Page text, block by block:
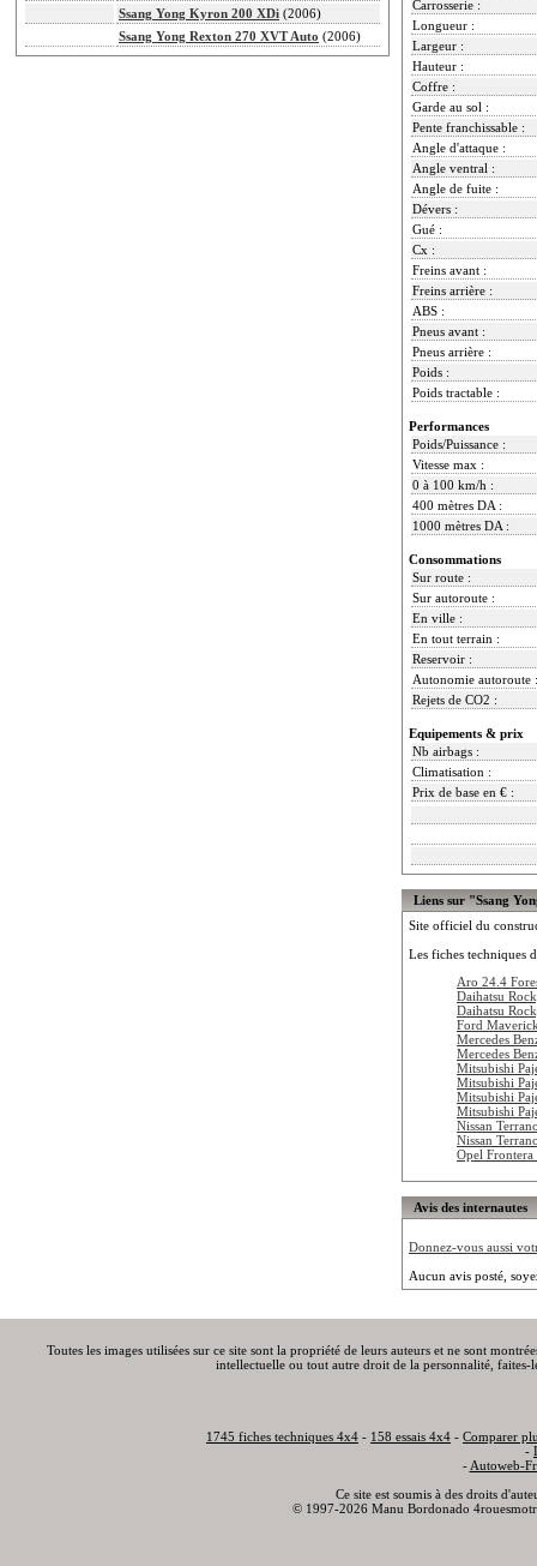
Ssang Yong Kyron 200 XDi (2006)
Ssang Yong Rexton 270 XVT Auto (2006)
Carrosserie :
Longueur :
Largeur :
Hauteur :
Coffre :
Garde au sol :
Pente franchissable :
Angle d'attaque :
Angle ventral :
Angle de fuite :
Dévers :
Gué :
Cx :
Freins avant :
Freins arrière :
ABS :
Pneus avant :
Pneus arrière :
Poids :
Poids tractable :
Performances
Poids/Puissance :
Vitesse max :
0 à 100 km/h :
400 mètres DA :
1000 mètres DA :
Consommations
Sur route :
Sur autoroute :
En ville :
En tout terrain :
Reservoir :
Autonomie autoroute :
Rejets de CO2 :
Equipements & prix
Nb airbags :
Climatisation :
Prix de base en € :
Liens sur "Ssang
Site officiel du
Les fiches techniques
Aro 24.4
Daihatsu
Daihatsu
Ford
Mercedes
Mercedes
Mitsubishi
Mitsubishi
Mitsubishi
Mitsubishi
Nissan
Nissan
Opel
Avis des internautes
Donnez-vous aussi
Aucun avis posté,
Toutes les images utilisées sur ce site sont la propriété de leurs auteurs et ne sont
intellectuelle ou tout autre droit de la personnalité,
1745 fiches techniques 4x4 - 158 essais 4x4 - Comparer
-
- Autoweb-
Ce site est soumis à des droits
© 1997-2026 Manu Bordonado